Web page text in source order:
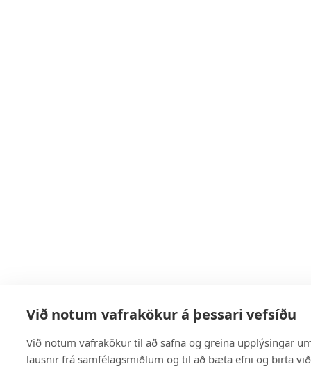
Við notum vafrakökur á þessari vefsíðu
Við notum vafrakökur til að safna og greina upplýsingar
lausnir frá samfélagsmiðlum og til að bæta efni og birta